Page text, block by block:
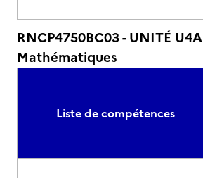
RNCP4750BC03 - UNITÉ U4A
Mathématiques
Liste de compétences